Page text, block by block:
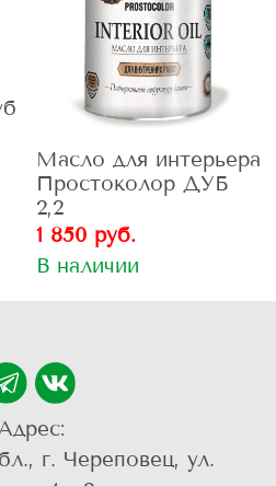
Масло для интерьера
Простоколор ДУБ
2,2
1 850 руб.
В наличии
г. Череповец, ул.